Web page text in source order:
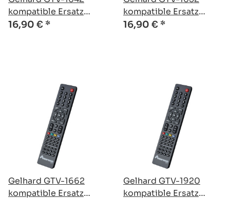
kompatible Ersatz
Fernbedienung
16,90 € *
kompatible Ersatz
Fernbedienung
16,90 € *
Gelhard GTV-1662
kompatible Ersatz
Gelhard GTV-1920
kompatible Ersatz